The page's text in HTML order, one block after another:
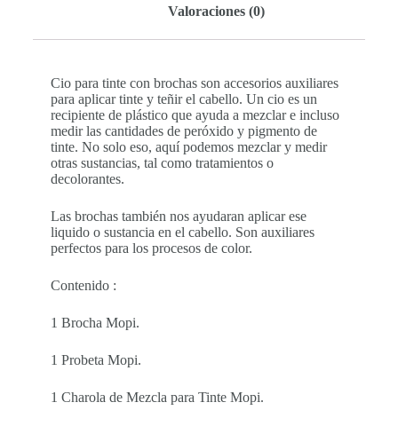
Valoraciones (0)
Cio para tinte con brochas son accesorios auxiliares
para aplicar tinte y teñir el cabello. Un cio es un
recipiente de plástico que ayuda a mezclar e incluso
medir las cantidades de peróxido y pigmento de
tinte. No solo eso, aquí podemos mezclar y medir
otras sustancias, tal como tratamientos o
decolorantes.
Las brochas también nos ayudaran aplicar ese
liquido o sustancia en el cabello. Son auxiliares
perfectos para los procesos de color.
Contenido :
1 Brocha Mopi.
1 Probeta Mopi.
1 Charola de Mezcla para Tinte Mopi.